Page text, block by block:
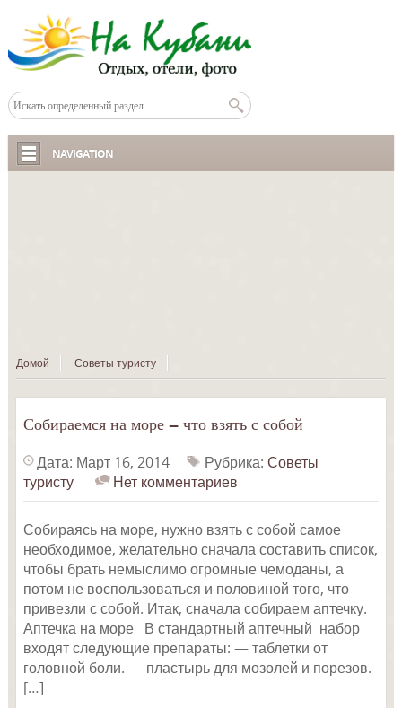
NAVIGATION
Домой Советы туристу
Собираемся на море — что взять с собой
Дата: Март 16, 2014
Рубрика: Советы
туристу
Нет комментариев
Собираясь на море, нужно взять с собой самое
необходимое, желательно сначала составить список,
чтобы брать немыслимо огромные чемоданы, а
потом не воспользоваться и половиной того, что
привезли с собой. Итак, сначала собираем аптечку.
Аптечка на море В стандартный аптечный набор
входят следующие препараты: — таблетки от
головной боли. — пластырь для мозолей и порезов.
[…]